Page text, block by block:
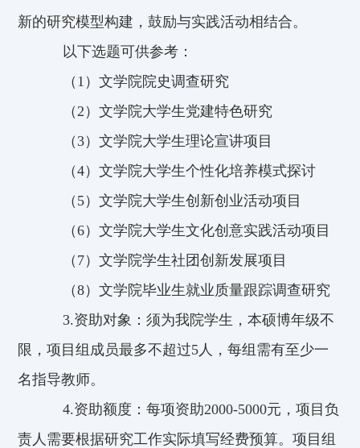
新的研究模型构建，鼓励与实践活动相结合。
以下选题可供参考：
（1）文学院院史调查研究
（2）文学院大学生党建特色研究
（3）文学院大学生理论宣讲项目
（4）文学院大学生个性化培养模式探讨
（5）文学院大学生创新创业活动项目
（6）文学院大学生文化创意实践活动项目
（7）文学院学生社团创新发展项目
（8）文学院毕业生就业质量跟踪调查研究
3.资助对象：须为我院学生，本硕博年级不
限，项目组成员最多不超过5人，每组需有至少一
名指导教师。
4.资助额度：每项资助2000-5000元，项目负
责人需要根据研究工作实际填写经费预算。项目组